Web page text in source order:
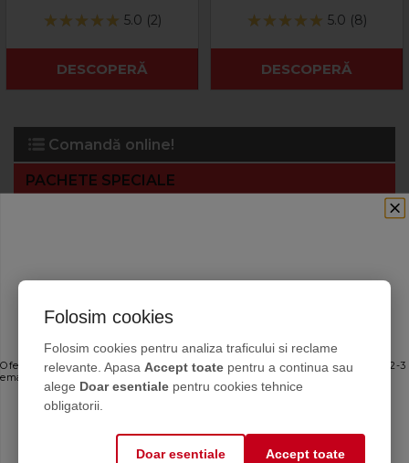
Comandă online!
PACHETE SPECIALE
PRODUSE DE ETANȘARE
SERVICII CASNICE ȘI INDUSTRIALE
5.0 (2)
DESCOPERĂ
5.0 (8)
DESCOPERĂ
Folosim cookies
Folosim cookies pentru analiza traficului si reclame
relevante. Apasa Accept toate pentru a continua sau
alege Doar esentiale pentru cookies tehnice
obligatorii.
Doar esentiale Accept toate
Ofertele bune, direct în inbox
Oferte personalizate și sfaturi de întreținere direct de la producător. Maximum 2-3
emailuri pe lună — fără spam.